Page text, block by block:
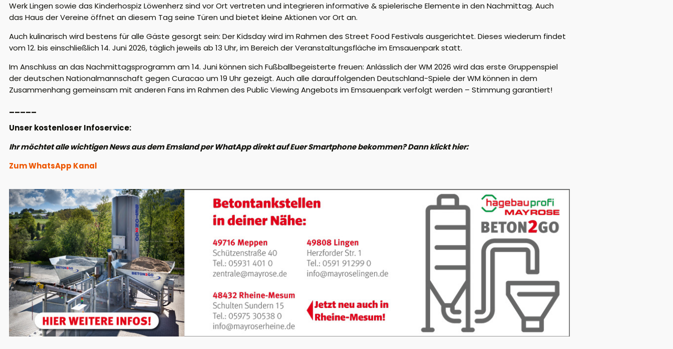
Werk Lingen sowie das Kinderhospiz Löwenherz sind vor Ort vertreten und integrieren informative & spielerische Elemente in den Nachmittag. Auch
das Haus der Vereine öffnet an diesem Tag seine Türen und bietet kleine Aktionen vor Ort an.
Auch kulinarisch wird bestens für alle Gäste gesorgt sein: Der Kidsday wird im Rahmen des Street Food Festivals ausgerichtet. Dieses wiederum findet
vom 12. bis einschließlich 14. Juni 2026, täglich jeweils ab 13 Uhr, im Bereich der Veranstaltungsfläche im Emsauenpark statt.
Im Anschluss an das Nachmittagsprogramm am 14. Juni können sich Fußballbegeisterte freuen: Anlässlich der WM 2026 wird das erste Gruppenspiel
der deutschen Nationalmannschaft gegen Curacao um 19 Uhr gezeigt. Auch alle darauffolgenden Deutschland-Spiele der WM können in dem
Zusammenhang gemeinsam mit anderen Fans im Rahmen des Public Viewing Angebots im Emsauenpark verfolgt werden – Stimmung garantiert!
Unser kostenloser Infoservice:
Ihr möchtet alle wichtigen News aus dem Emsland per WhatApp direkt auf Euer Smartphone bekommen? Dann klickt hier:
Zum WhatsApp Kanal